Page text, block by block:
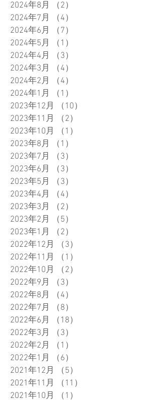
2024年8月
（2）
2024年7月
（4）
2024年6月
（7）
2024年5月
（1）
2024年4月
（3）
2024年3月
（4）
2024年2月
（4）
2024年1月
（1）
2023年12月
（10）
2023年11月
（2）
2023年10月
（1）
2023年8月
（1）
2023年7月
（3）
2023年6月
（3）
2023年5月
（3）
2023年4月
（4）
2023年3月
（2）
2023年2月
（5）
2023年1月
（2）
2022年12月
（3）
2022年11月
（1）
2022年10月
（2）
2022年9月
（3）
2022年8月
（4）
2022年7月
（8）
2022年6月
（18）
2022年3月
（3）
2022年2月
（1）
2022年1月
（6）
2021年12月
（5）
2021年11月
（11）
2021年10月
（1）